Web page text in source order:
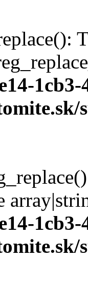
1cb3-
1cb3-